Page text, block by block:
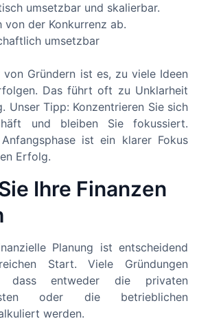
umsetzbar und skalierbar.
von der Konkurrenz ab.
umsetzbar
von Gründern ist es, zu viele Ideen
Das führt oft zu Unklarheit
Unser Tipp: Konzentrieren Sie sich
und bleiben Sie fokussiert.
ist ein klarer Fokus
Erfolg.
Ihre Finanzen
Planung ist entscheidend
Start. Viele Gründungen
dass entweder die privaten
oder die betrieblichen
werden.